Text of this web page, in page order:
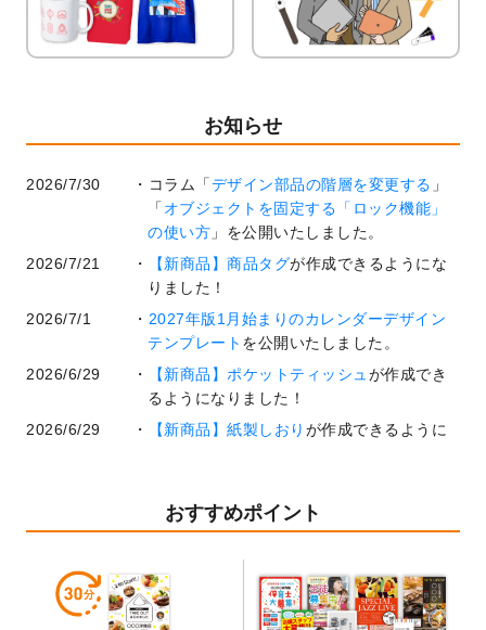
お知らせ
2026/7/30 コラム「デザイン部品の階層を変更する 」
「 オブジェクトを固定する「ロック機能」
の使い方 」を公開いたしました。
2026/7/21
【新商品】商品タグが作成できるようにな
りました！
2026/7/1
2027年版1月始まりのカレンダーデザイン
テンプレート を公開いたしました。
2026/6/29
【新商品】ポケットティッシュが作成でき
るようになりました！
2026/6/29
【新商品】紙製しおり が作成できるように
業効率を上げる便利な操作方法3選！
開いたしました。
暑中見舞いのデザインテンプレート
しました。
2026/5/28
【新商品】マグネットステッカーが作成で
おすすめポイント